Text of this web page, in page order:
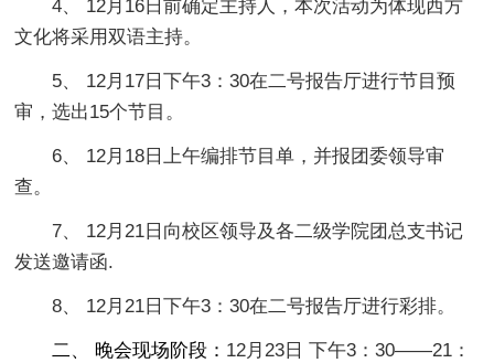
4、 12月16日前确定主持人，本次活动为体现西方
文化将采用双语主持。
5、 12月17日下午3：30在二号报告厅进行节目预
审，选出15个节目。
6、 12月18日上午编排节目单，并报团委领导审
查。
7、 12月21日向校区领导及各二级学院团总支书记
发送邀请函.
8、 12月21日下午3：30在二号报告厅进行彩排。
二、 晚会现场阶段： 12月23日 下午3：30——21：